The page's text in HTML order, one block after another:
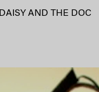
DAISY AND THE DOC